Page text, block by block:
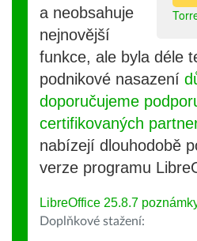
a neobsahuje
nejnovější
funkce, ale byla déle
podnikové nasazení
doporučujeme
certifikovaných
nabízejí dlouhodobě
verze programu
LibreOffice 25.8.7
Doplňkové stažení: